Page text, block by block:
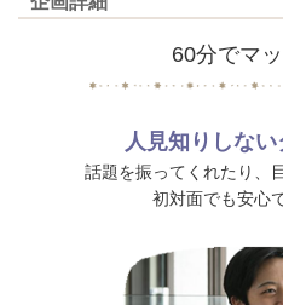
60分でマ
人見知りしな
話題を振ってくれたり、
初対面でも安心